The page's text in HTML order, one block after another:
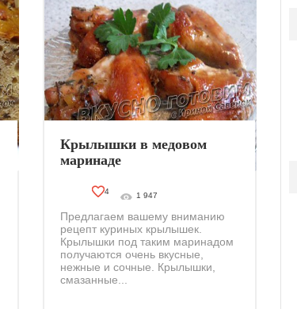
Крылышки в медовом
маринаде
4 1 947
Предлагаем вашему вниманию
рецепт куриных крылышек.
Крылышки под таким маринадом
получаются очень вкусные,
нежные и сочные. Крылышки,
смазанные...